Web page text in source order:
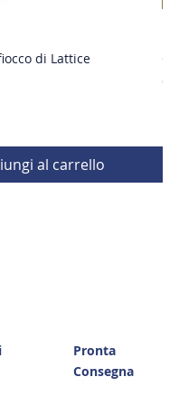
di Lattice
al carrello
Pronta
Consegna